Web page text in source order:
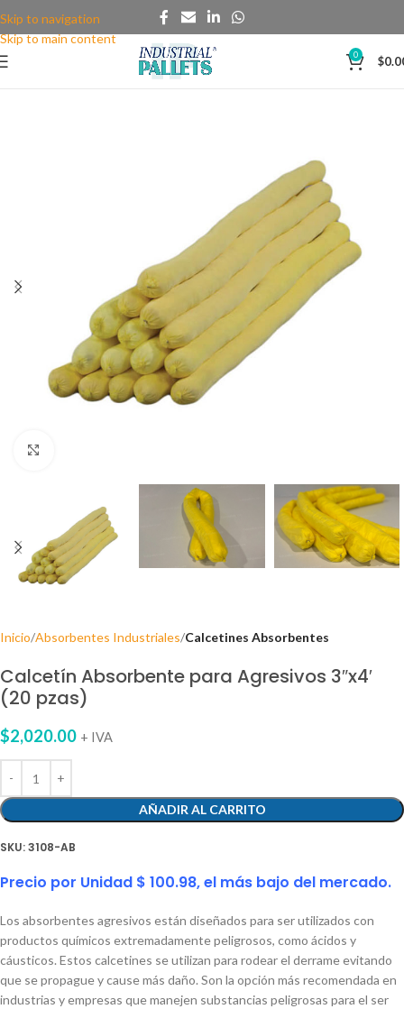
Skip to navigation
Skip to main content
0 $
Inicio Absorbentes Industriales Calcetines Absorbentes
Calcetín Absorbente para Agresivos 3″x4′
(20 pzas)
$2,020.00 + IVA
AÑADIR AL CARRITO
SKU:3108-AB
Precio por Unidad $ 100.98, el más bajo del mercado.
Los absorbentes agresivos están diseñados para ser utilizados con
productos químicos extremadamente peligrosos, como ácidos y
cáusticos. Estos calcetines se utilizan para rodear el derrame evitando
que se propague y cause más daño. Son la opción más recomendada en
industrias y empresas que manejen substancias peligrosas para el ser